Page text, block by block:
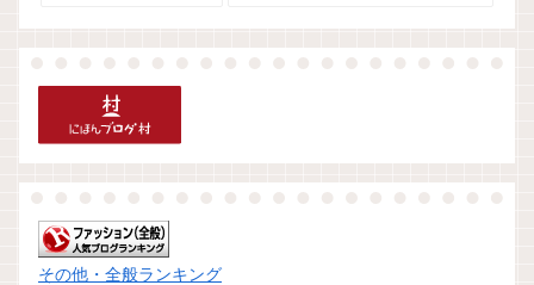
その他・全般ランキング